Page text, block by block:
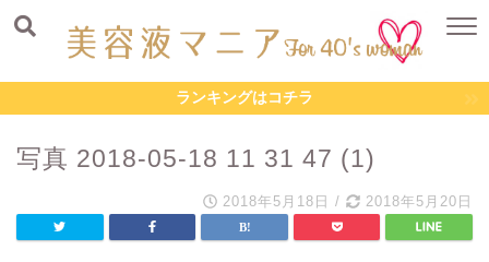
ランキングはコチラ
写真 2018-05-18 11 31 47 (1)
2018年5月18日 / 2018年5月20日